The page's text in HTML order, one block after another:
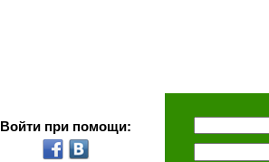
Войти при помощи: